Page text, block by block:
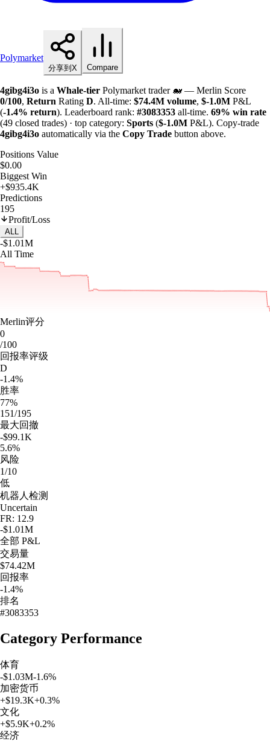
Polymarket
分享到X Compare
4gibg4i3o is a Whale-tier Polymarket trader 🐋 — Merlin Score
0/100, Return Rating D. All-time: $74.4M volume, $-1.0M P&L
(-1.4% return). Leaderboard rank: #3083353 all-time. 69% win rate
(49 closed trades) · top category: Sports ($-1.0M P&L). Copy-trade
4gibg4i3o automatically via the Copy Trade button above.
Positions Value
$0.00
Biggest Win
+$935.4K
Predictions
195
Profit/Loss
ALL
-$1.01M
All Time
Merlin评分
0
/100
回报率评级
D
-1.4%
胜率
77%
151/195
最大回撤
-$99.1K
5.6%
风险
1/10
低
机器人检测
Uncertain
FR: 12.9
-$1.01M
全部 P&L
交易量
$74.42M
回报率
-1.4%
排名
#3083353
Category Performance
体育
-$1.03M-1.6%
加密货币
+$19.3K+0.3%
文化
+$5.9K+0.2%
经济